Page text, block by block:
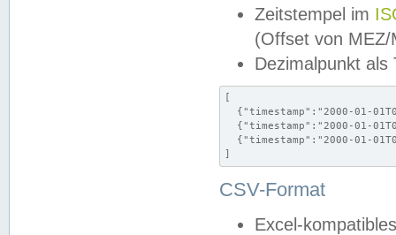
Zeitstempel im
(Offset von MEZ/
Dezimalpunkt als
[
{"timestamp":"2000-01-
{"timestamp":"2000-01-
{"timestamp":"2000-01-
]
CSV-Format
Excel-